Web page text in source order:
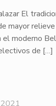
El
mayor
el moderno
de […]